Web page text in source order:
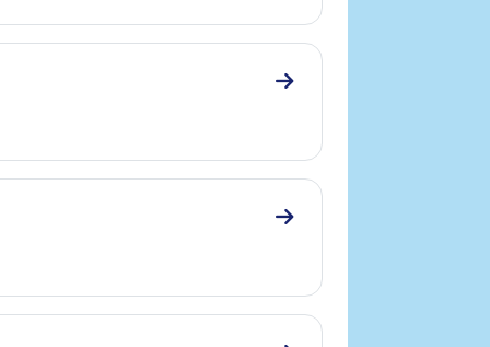
Zum Abschnitt 4.2
Zum Abschnitt 4.3